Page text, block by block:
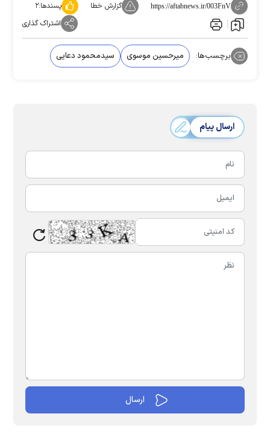
https://aftabnews.ir/003FnV گزارش خطا پسندها:۲
اشتراک گذاری
برچسب‌ها: میرحسین موسوی سیدمحمود دعایی
ارسال پیام